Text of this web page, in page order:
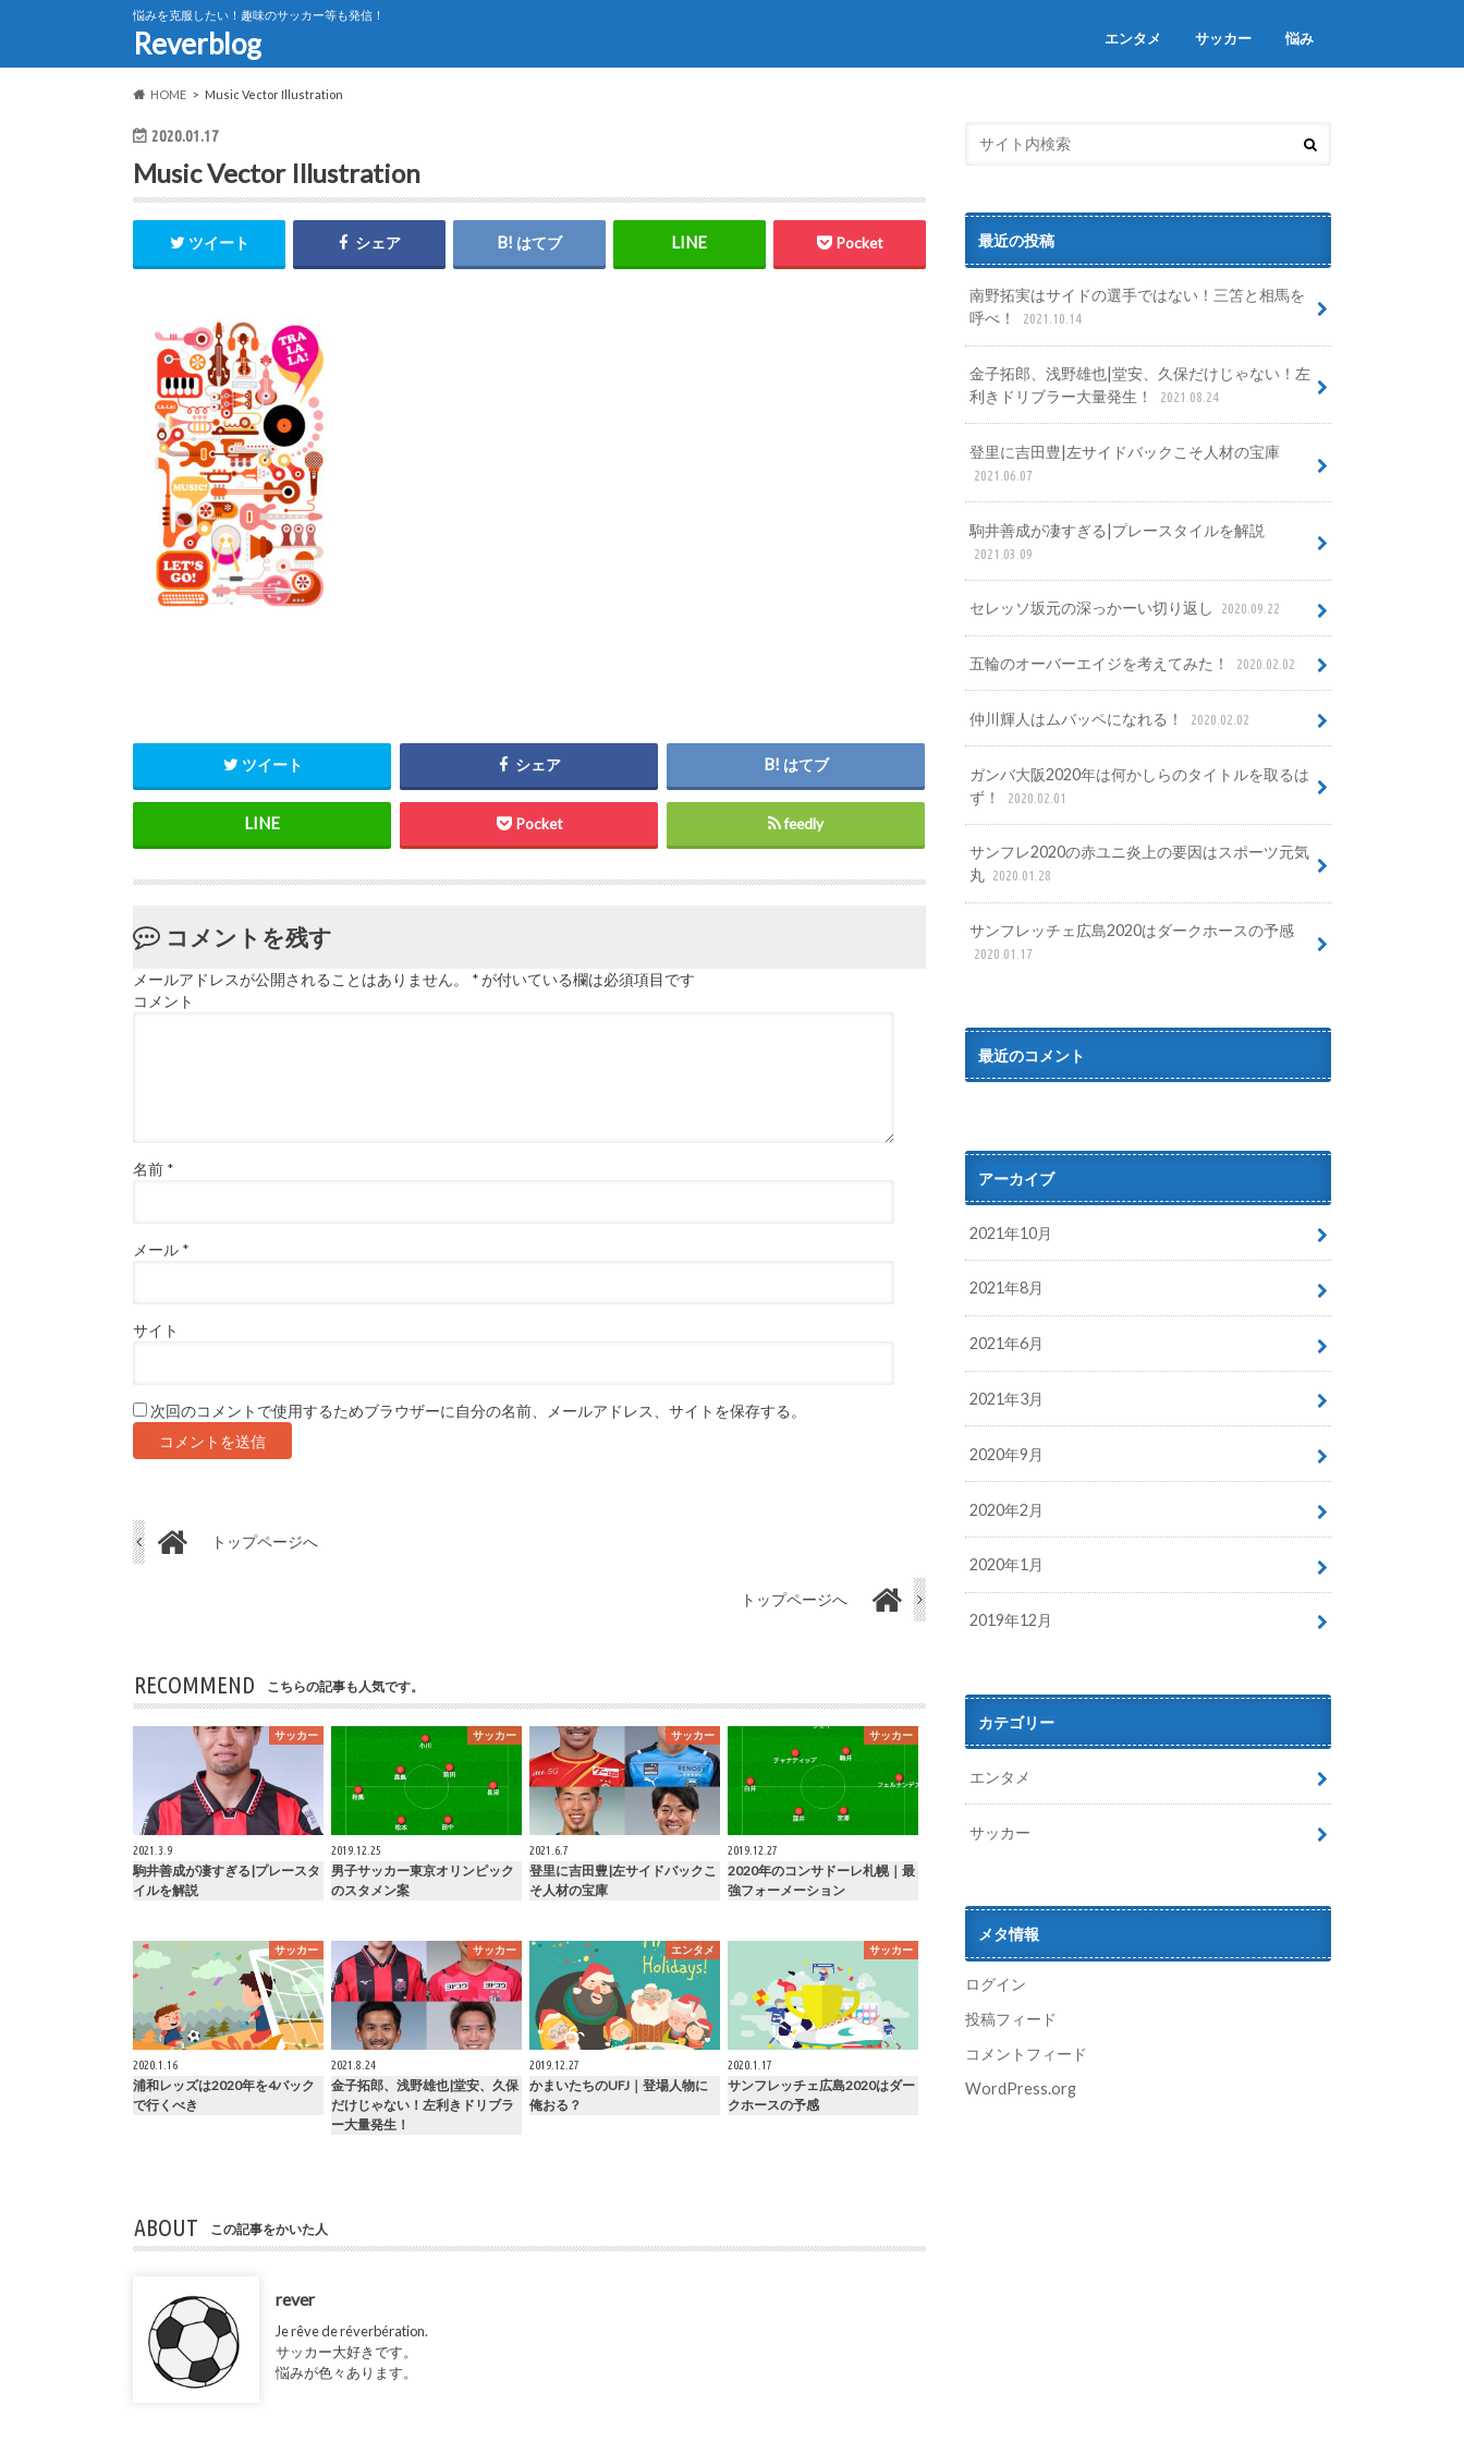
悩みを克服したい！趣味のサッカー等も発信！
Reverblog エンタメ サッカー 悩み
HOME Music Vector Illustration
2020.01.17
Music Vector Illustration
ツイート シェア はてブ Pocket
ツイート シェア はてブ
Pocket feedly
コメントを残す
メールアドレスが公開されることはありません。 *が付いている欄は必須項目です
コメント
名前 *
メール *
サイト
次回のコメントで使用するためブラウザーに自分の名前、メールアドレス、サイトを保存する。
トップページへ
トップページへ
RECOMMEND こちらの記事も人気です。
サッカー
2021.3.9
駒井善成が凄すぎる|プレースタ
イルを解説
サッカー
2019.12.25
男子サッカー東京オリンピック
のスタメン案
サッカー
2021.6.7
登里に吉田豊|左サイドバックこ
そ人材の宝庫
サッカー
2019.12.27
2020年のコンサドーレ札幌｜最
強フォーメーション
サッカー
2020.1.16
浦和レッズは2020年を4バック
で行くべき
サッカー
2021.8.24
金子拓郎、浅野雄也|堂安、久保
だけじゃない！左利きドリブラ
ー大量発生！
エンタメ
2019.12.27
かまいたちのUFJ｜登場人物に
俺おる？
サッカー
2020.1.17
サンフレッチェ広島2020はダー
クホースの予感
ABOUT この記事をかいた人
rever
Je rêve de réverbération.
サッカー大好きです。
悩みが色々あります。
最近の投稿
南野拓実はサイドの選手ではない！三笘と相馬を
呼べ！
2021.10.14
金子拓郎、浅野雄也|堂安、久保だけじゃない！左
利きドリブラー大量発生！
2021.08.24
登里に吉田豊|左サイドバックこそ人材の宝庫
2021.06.07
駒井善成が凄すぎる|プレースタイルを解説
2021.03.09
セレッソ坂元の深っかーい切り返し 2020.09.22
五輪のオーバーエイジを考えてみた！ 2020.02.02
仲川輝人はムバッペになれる！ 2020.02.02
ガンバ大阪2020年は何かしらのタイトルを取るは
ず！
2020.02.01
サンフレ2020の赤ユニ炎上の要因はスポーツ元気
丸 2020.01.28
サンフレッチェ広島2020はダークホースの予感
2020.01.17
最近のコメント
アーカイブ
2021年10月
2021年8月
2021年6月
2021年3月
2020年9月
2020年2月
2020年1月
2019年12月
カテゴリー
エンタメ
サッカー
メタ情報
ログイン
投稿フィード
コメントフィード
WordPress.org